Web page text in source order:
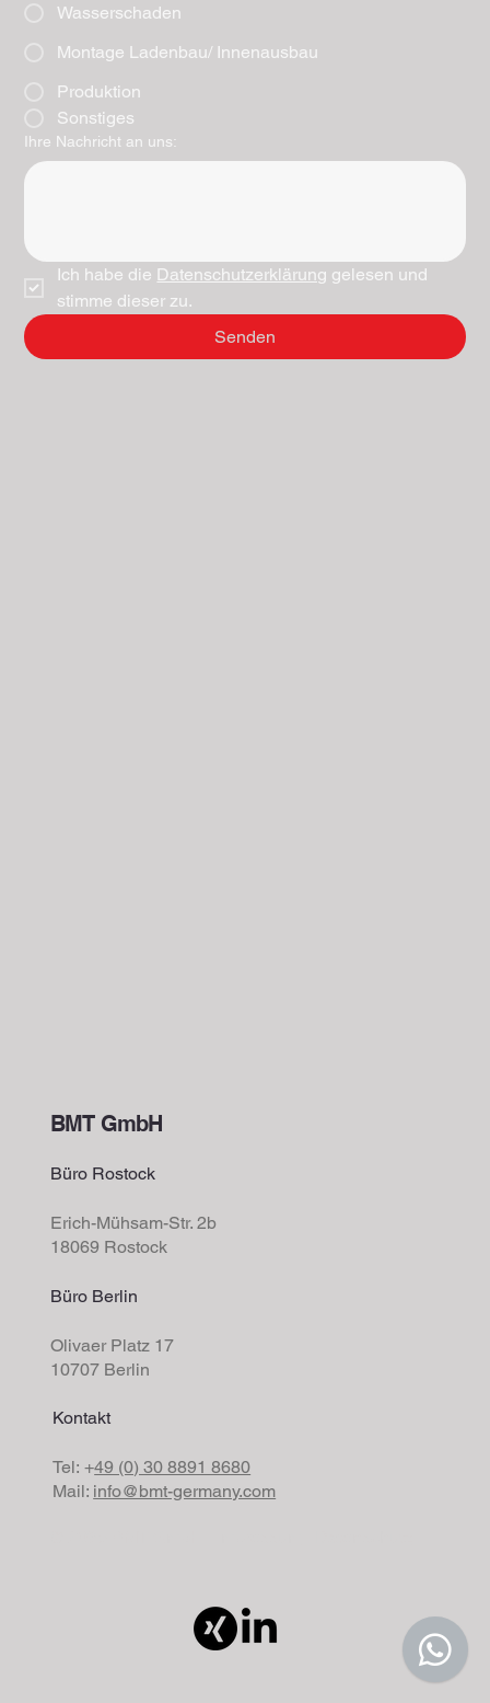
Wasserschaden
Montage Ladenbau/ Innenausbau
Produktion
Sonstiges
Ihre Nachricht an uns:
Ich habe die Datenschutzerklärung gelesen und
stimme dieser zu.
Senden
BMT GmbH
Büro Rostock
Erich-Mühsam-Str. 2b
18069 Rostock
Büro Berlin
Olivaer Platz 17
10707 Berlin
Kontakt
Tel: +49 (0) 30 8891 8680
Mail: info@bmt-germany.com